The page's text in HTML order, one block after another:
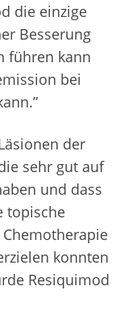
die einzige
Besserung
führen kann
bei
der
sehr gut auf
und dass
topische
konnten
Resiquimod